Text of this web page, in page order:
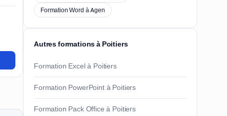
Formation Word à Agen
Autres formations à Poitiers
Formation Excel à Poitiers
Formation PowerPoint à Poitiers
Formation Pack Office à Poitiers